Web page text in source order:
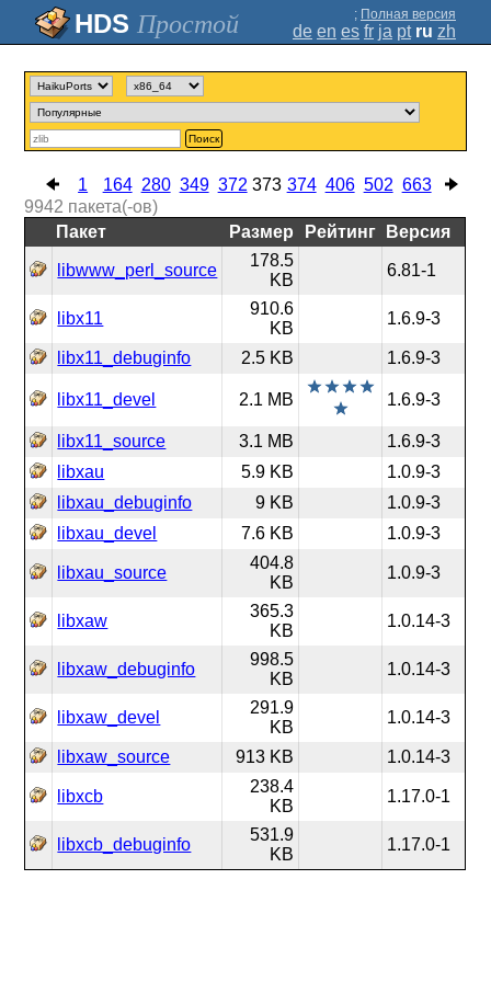
Простой ; Полная версия
de en es fr ja pt ru zh
Поиск
1 164 280 349 372 373 374 406 502 663
9942 пакета(-ов)
Пакет
Размер Рейтинг Версия
libwww_perl_source
178.5
KB
6.81-1
libx11
910.6
KB
1.6.9-3
libx11_debuginfo 2.5 KB 1.6.9-3
libx11_devel 2.1 MB 1.6.9-3
libx11_source 3.1 MB
1.6.9-3
libxau
5.9 KB
1.0.9-3
libxau_debuginfo
9 KB
1.0.9-3
libxau_devel
7.6 KB 1.0.9-3
libxau_source
404.8
KB
1.0.9-3
libxaw
365.3
KB
1.0.14-3
libxaw_debuginfo
998.5
KB
1.0.14-3
libxaw_devel
291.9
KB
1.0.14-3
libxaw_source 913 KB 1.0.14-3
libxcb
238.4
KB
1.17.0-1
libxcb_debuginfo
531.9
KB
1.17.0-1